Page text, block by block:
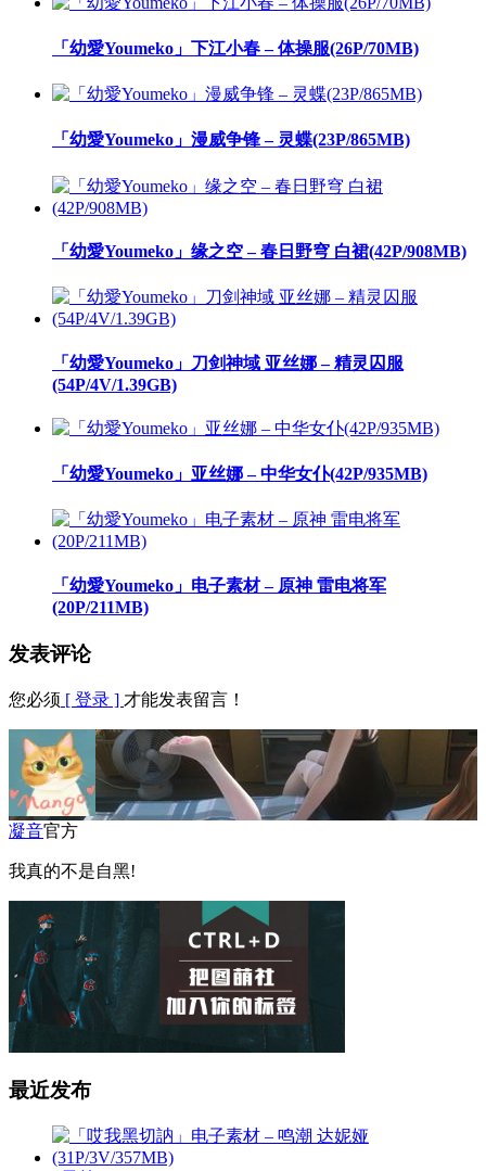
「幼愛Youmeko」下江小春 – 体操服(26P/70MB)
「幼愛Youmeko」漫威争锋 – 灵蝶(23P/865MB)
「幼愛Youmeko」缘之空 – 春日野穹 白裙(42P/908MB)
「幼愛Youmeko」刀剑神域 亚丝娜 – 精灵囚服
(54P/4V/1.39GB)
「幼愛Youmeko」亚丝娜 – 中华女仆(42P/935MB)
「幼愛Youmeko」电子素材 – 原神 雷电将军
(20P/211MB)
发表评论
您必须 [ 登录 ] 才能发表留言！
凝音官方
我真的不是自黑!
最近发布